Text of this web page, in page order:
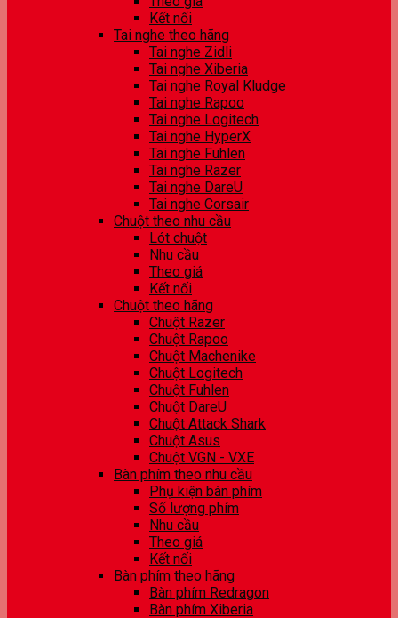
Kết nối
Tai nghe theo hãng
Tai nghe Zidli
Tai nghe Xiberia
Tai nghe Royal Kludge
Tai nghe Rapoo
Tai nghe Logitech
Tai nghe HyperX
Tai nghe Fuhlen
Tai nghe Razer
Tai nghe DareU
Tai nghe Corsair
Chuột theo nhu cầu
Lót chuột
Nhu cầu
Theo giá
Kết nối
Chuột theo hãng
Chuột Razer
Chuột Rapoo
Chuột Machenike
Chuột Logitech
Chuột Fuhlen
Chuột DareU
Chuột Attack Shark
Chuột Asus
Chuột VGN - VXE
Bàn phím theo nhu cầu
Phụ kiện bàn phím
Số lượng phím
Nhu cầu
Theo giá
Kết nối
Bàn phím theo hãng
Bàn phím Redragon
Bàn phím Xiberia